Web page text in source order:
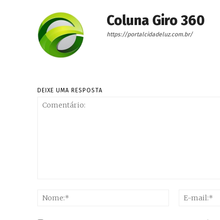
Coluna Giro 360
https://portalcidadeluz.com.br/
DEIXE UMA RESPOSTA
Nome:*